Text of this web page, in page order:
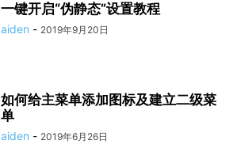
一键开启“伪静态”设置教程
aiden - 2019年9月20日
如何给主菜单添加图标及建立二级菜
单
aiden - 2019年6月26日